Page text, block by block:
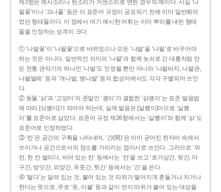
제3항은 예사소리나 된소리가 거센소리로 변한 경우의 예이다. 사실 ‘나
팔꽃’이나 ‘끄나풀’ 등은 이 표준어 규정이 공표되기 전에 이미 일반화되
었던 형태들이다. 이 점에서 여기 예시한 어휘는 이미 뿌리를 내린 형태
들을 인정하는 성격이 크다.
① ‘나발꽃’이 ‘나팔꽃’으로 바뀌었으나 모든 ‘나발’을 ‘나팔’로 바꾸어야
하는 것은 아니다. 일반적인 의미의 ‘나팔’과 함께 놋쇠로 긴 대롱처럼 만
든 전통 관악기의 하나인 ‘나발’도 인정될 뿐만 아니라 ‘나팔바지, 나팔관,
나팔벌레’ 등과 ‘개나발, 병나발’ 등의 합성어에서도 각각 구별되어 쓰인
다.
② 동물 ‘삵’과 ‘고양이’의 준말인 ‘괭이’가 결합한 ‘삵괭이’는 표준 발음법
에 따라 [삭꽹이]가 되어야 하는데, 실제 발음은 [살쾡이]이므로 ‘살쾡
이’를 표준어로 삼았다. 표준어 규정 제26항에서는 ‘살쾡이’와 함께 ‘삵’도
표준어로 인정하였다.
③ ‘칸’은 공간의 구획을 나타내며, ‘간(間)’은 이미 굳어진 한자어 속에서
쓰이거나 공간으로서의 장소를 가리키는 접미사로 쓰인다. 그러므로 ‘위
칸, 한 칸 벌리다, 비어 있는 칸’ 등에서는 ‘칸’을 쓰고 ‘초가삼간, 뒷간, 마
구간, 방앗간, 외양간, 푸줏간, 헛간’ 등에서는 ‘간’을 쓴다.
④ ‘털다’는 달려 있는 것, 붙어 있는 것 따위가 떨어지게 흔들거나 치거나
한다는 뜻으로, 주로 ‘옷, 이불’ 등과 같이 먼지 따위가 붙어 있는 대상을